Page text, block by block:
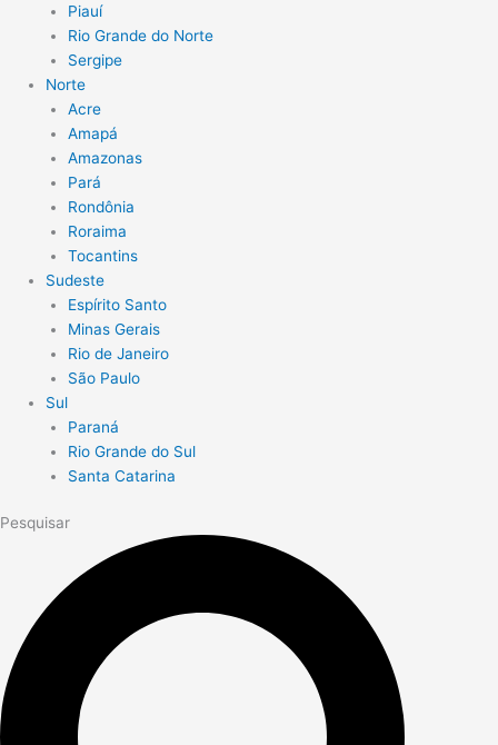
Piauí
Rio Grande do Norte
Sergipe
Norte
Acre
Amapá
Amazonas
Pará
Rondônia
Roraima
Tocantins
Sudeste
Espírito Santo
Minas Gerais
Rio de Janeiro
São Paulo
Sul
Paraná
Rio Grande do Sul
Santa Catarina
Pesquisar